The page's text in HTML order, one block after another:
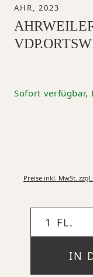
AHR, 2023
Sofort verfügbar,
Preise inkl. MwSt.
IN